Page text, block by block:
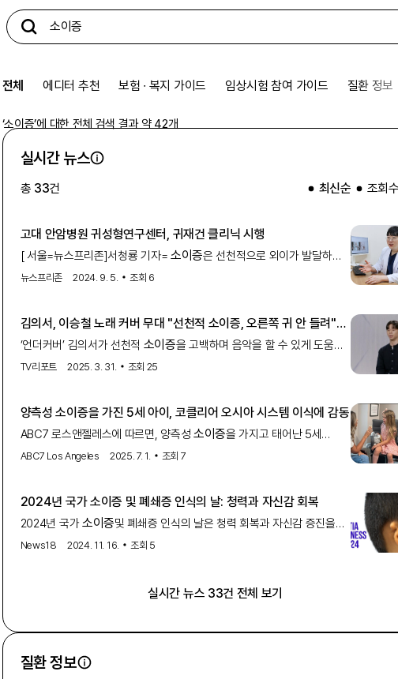
전체 에디터 추천 보험 ∙ 복지 가이드 임상시험 참여 가이드 질환 정보
‘소이증’에 대한 전체 검색 결과 약 42개
실시간 뉴스
총 33건 최신순 조회
고대 안암병원 귀성형연구센터, 귀재건 클리닉 시행
[ 서울=뉴스프리존]서청룡 기자= 소이증은 선천적으로 외이가 발달하지
않은 질환으로귀의 크기가 정상보다 작거나 없어 귀 모양이 제대로
환자의
뉴스프리존 2024. 9. 5. 조회 6
김의서, 이승철 노래 커버 무대 "선천적 소이증, 오른쪽 귀 안 들려"
(언더커버)
‘언더커버’ 김의서가 선천적 소이증을 고백하며 음악을 할 수 있게 도움을
준 부모님을 향한 고마움을 전한다. 오늘(2일) ENA 커버 인플루언서
TV리포트 2025. 3. 31. 조회 25
양측성소이증을 가진 5세 아이, 코클리어 오시아 시스템 이식에 감동
ABC7 로스앤젤레스에 따르면, 양측성 소이증을 가지고 태어난 5세
아이가 뼈 전도 임플란트인 코클리어 오시아 시스템을 이식받고 감동적인
ABC7 Los Angeles 2025. 7. 1. 조회 7
2024년 국가소이증 및 폐쇄증 인식의 날: 청력과 자신감 회복
2024년 국가소이증및 폐쇄증 인식의 날은 청력 회복과 자신감 증진을
목표로 합니다. 이 날은소이증
News18 2024. 11. 16. 조회 5
실시간 뉴스 33건 전체 보기
질환 정보